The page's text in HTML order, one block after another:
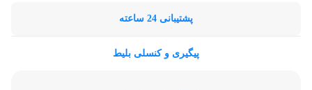
پشتیبانی 24 ساعته
پیگیری و کنسلی بلیط